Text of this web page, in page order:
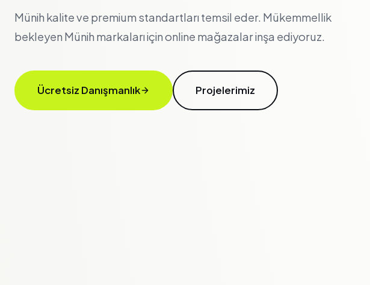
Münih kalite ve premium standartları temsil eder. Mükemmellik
bekleyen Münih markaları için online mağazalar inşa ediyoruz.
Ücretsiz Danışmanlık Projelerimiz